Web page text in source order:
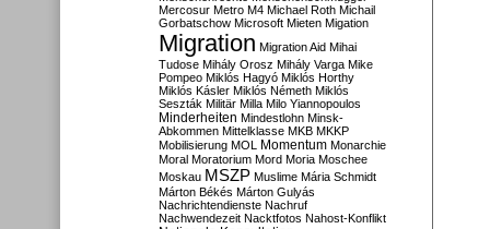
Mercosur Metro M4 Michael Roth Michail
Gorbatschow Microsoft Mieten Migation
Migration Migration Aid Mihai
Tudose Mihály Orosz Mihály Varga Mike
Pompeo Miklós Hagyó Miklós Horthy
Miklós Kásler Miklós Németh Miklós
Seszták Militär Milla Milo Yiannopoulos
Minderheiten Mindestlohn Minsk-
Abkommen Mittelklasse MKB MKKP
Mobilisierung MOL Momentum Monarchie
Moral Moratorium Mord Moria Moschee
Moskau MSZP Muslime Mária Schmidt
Márton Békés Márton Gulyás
Nachrichtendienste Nachruf
Nachwendezeit Nacktfotos Nahost-Konflikt